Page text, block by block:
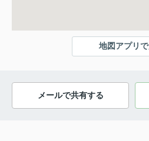
地図アプリ
メールで共有する